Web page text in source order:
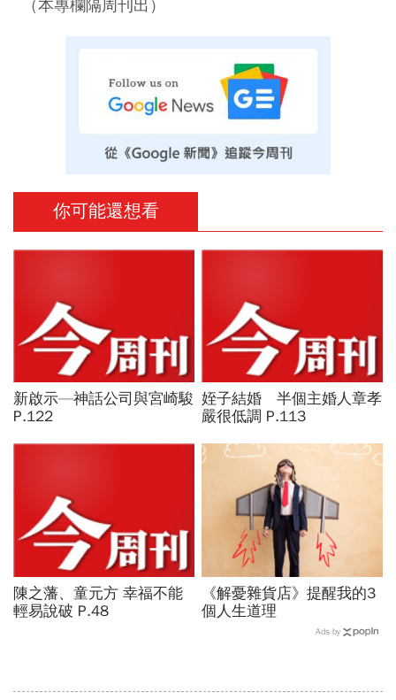
（本專欄隔周刊出）
你可能還想看
新啟示—神話公司與宮崎駿
P.122
姪子結婚 半個主婚人章孝
嚴很低調 P.113
陳之藩、童元方 幸福不能
輕易說破 P.48
《解憂雜貨店》提醒我的3
個人生道理
Ads by